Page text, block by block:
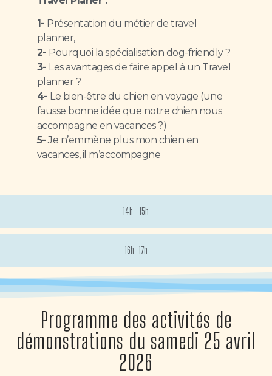
14h - 15h
16h -17h
1- Présentation du métier de travel
planner,
2- Pourquoi la spécialisation dog-friendly ?
3- Les avantages de faire appel à un Travel
planner ?
4- Le bien-être du chien en voyage (une
fausse bonne idée que notre chien nous
accompagne en vacances ?)
5-Je n’emmène plus mon chien en
vacances, il m’accompagne
Programme des activités de
démonstrations du samedi 25 avril
2026